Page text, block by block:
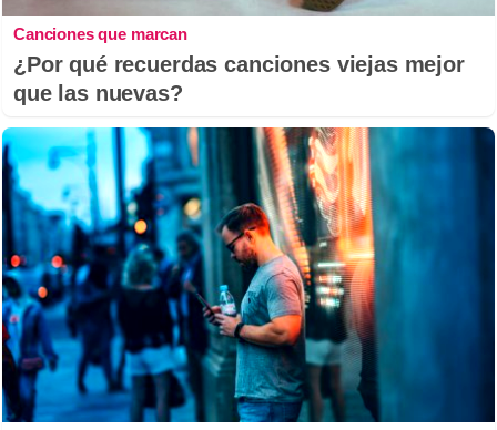
Canciones que marcan
¿Por qué recuerdas canciones viejas mejor
que las nuevas?